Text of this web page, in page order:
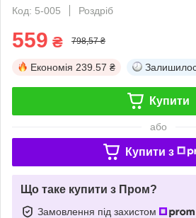
Код: 5-005
Роздріб
559 ₴ 798,57 ₴
Економія 239.57 ₴
Купити
або
Купити з
Що таке купити з Пром?
Замовлення під захистом